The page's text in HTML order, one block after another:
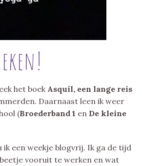
het boek Asquil, een lange reis
Daarnaast leen ik weer
(Broederband 1 en De kleine
ik een weekje blogvrij. Ik ga de tijd
vooruit te werken en wat